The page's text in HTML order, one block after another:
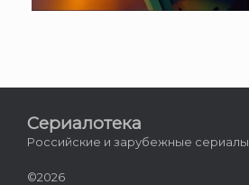
Сериалотека
Российские и зарубежные сериалы
©2026